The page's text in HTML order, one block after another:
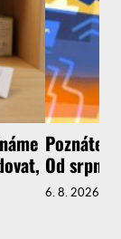
Poznáte,
Od srpna
6. 8. 2026